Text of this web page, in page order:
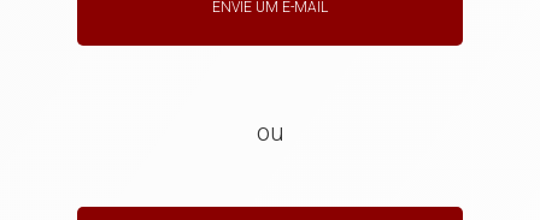
ENVIE UM E-MAIL
ou